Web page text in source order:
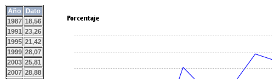
Año
Dato
1987 18,56
1991 23,26
1995 21,42
1999 28,07
2003 25,81
2007 28,88